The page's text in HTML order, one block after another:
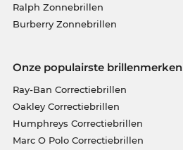
Ralph Zonnebrillen
Burberry Zonnebrillen
Onze populairste brillenmerken
Ray-Ban Correctiebrillen
Oakley Correctiebrillen
Humphreys Correctiebrillen
Marc O Polo Correctiebrillen